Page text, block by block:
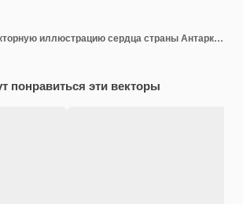
Я люблю векторную иллюстрацию сердца страны Антарктиды
понравиться эти векторы